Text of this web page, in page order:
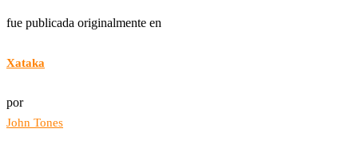
fue publicada originalmente en
Xataka
por
John Tones